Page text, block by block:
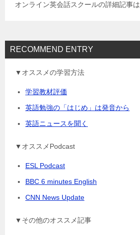
オンライン英会話スクールの詳細記事は
RECOMMEND ENTRY
▼オススメの学習方法
学習教材評価
英語勉強の「はじめ」は発音から
英語ニュースを聞く
▼オススメPodcast
ESL Podcast
BBC 6 minutes English
CNN News Update
▼その他のオススメ記事